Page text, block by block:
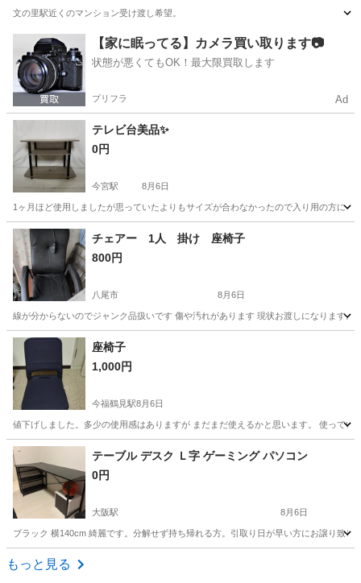
文の里駅近くのマンション受け渡し希望。
大阪市 文の里駅 家具
【家に眠ってる】カメラ買い取ります📷
状態が悪くてもOK！最大限買取します
プリフラ Ad
テレビ台美品✨
0円
今宮駅 8月6日
1ヶ月ほど使用しましたが思っていたよりもサイズが合わなかったので入り用の方に！
大阪 大阪市 収納家具
チェアー 1人 掛け 座椅子
800円
八尾市 8月6日
線が分からないのでジャンク品扱いです 傷や汚れがあります 現状お渡しになります。
大阪 八尾市 椅子
座椅子
1,000円
今福鶴見駅8月6日
値下げしました。多少の使用感はありますが まだまだ使えるかと思います。 使ってい
大阪 大阪市 今福鶴見駅 椅子
テーブル デスク Ｌ字 ゲーミング パソコン
0円
大阪駅 8月6日
ブラック 横140cm 綺麗です。分解せず持ち帰れる方。引取り日が早い方にお譲り致
大阪 大阪市
もっと見る